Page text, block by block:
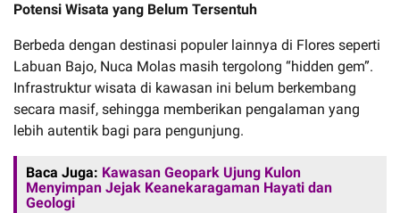
Potensi Wisata yang Belum Tersentuh
Berbeda dengan destinasi populer lainnya di Flores seperti
Labuan Bajo, Nuca Molas masih tergolong “hidden gem”.
Infrastruktur wisata di kawasan ini belum berkembang
secara masif, sehingga memberikan pengalaman yang
lebih autentik bagi para pengunjung.
Baca Juga: Kawasan Geopark Ujung Kulon
Menyimpan Jejak Keanekaragaman Hayati dan
Geologi